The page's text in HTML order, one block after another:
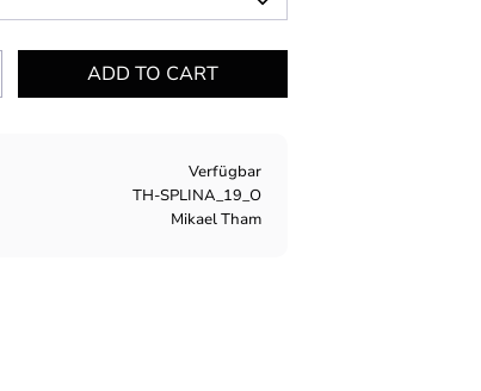
Verfügbar
TH-SPLINA_19_O
Mikael Tham